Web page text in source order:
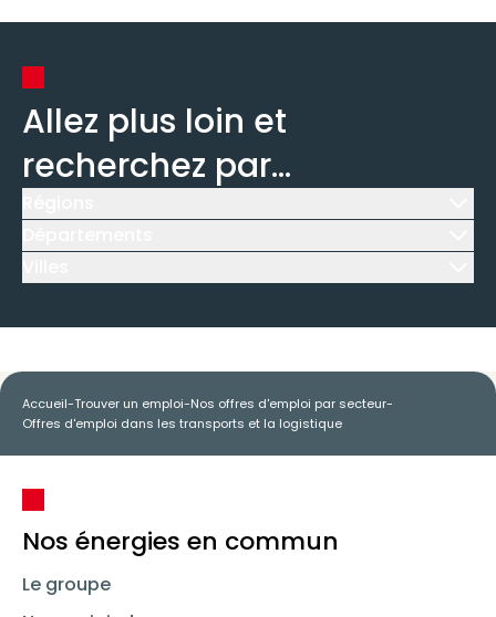
Allez plus loin et
recherchez par...
Accueil-Trouver un emploi-Nos offres d'emploi par secteur-
Offres d'emploi dans les transports et la logistique
Nos énergies en commun
Le groupe